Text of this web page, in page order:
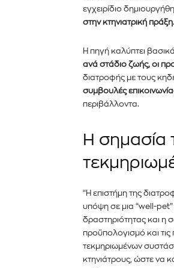
εγχειρίδιο
στην κτηνιατρική πράξη.
Η πηγή καλύπτει
ανά στάδιο ζωής, οι
διατροφής με τους
συμβουλές
περιβάλλοντα.
Η σημασία
“Η επιστήμη της
υπόψη σε μια “well-
δραστηριότητας και η
προϋπολογισμό και
τεκμηριωμένων
κτηνιάτρους, ώστε να